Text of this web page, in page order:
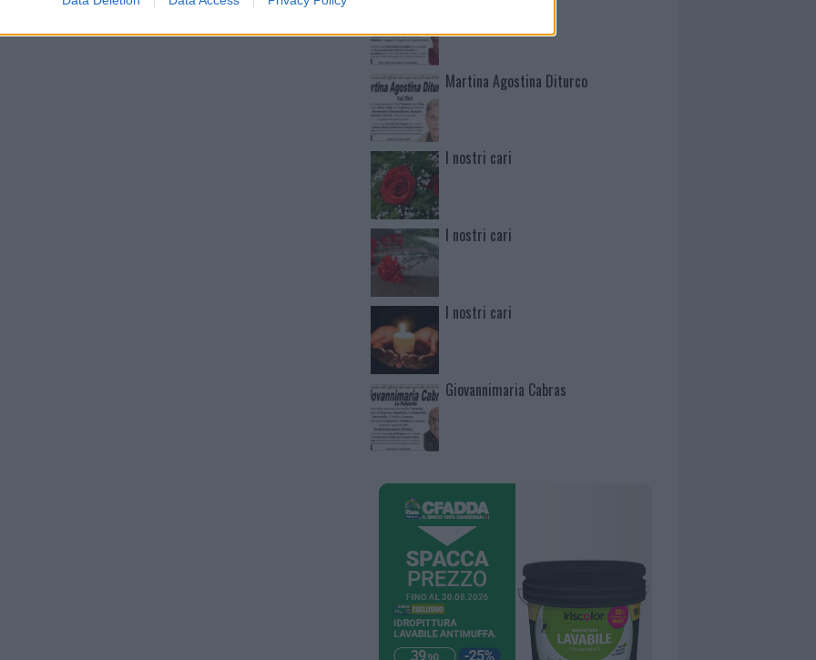
Prossimo articolo
Martina Agostina Diturco
I nostri cari
I nostri cari
I nostri cari
Giovannimaria Cabras